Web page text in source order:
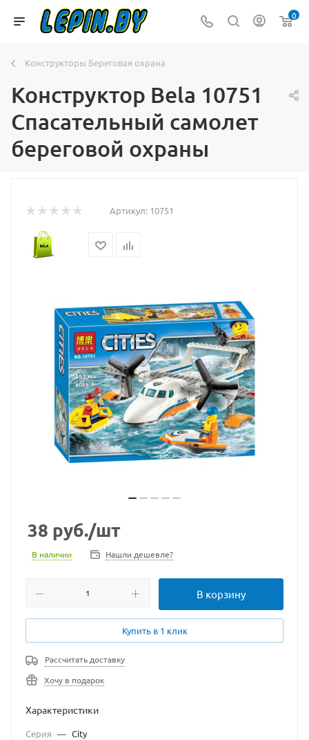
0
Конструкторы Береговая охрана
Конструктор Bela 10751
Спасательный самолет
береговой охраны
Артикул: 10751
38 руб./шт
В наличии Нашли дешевле?
В корзину
Купить в 1 клик
Рассчитать доставку
Хочу в подарок
Характеристики
Серия — City